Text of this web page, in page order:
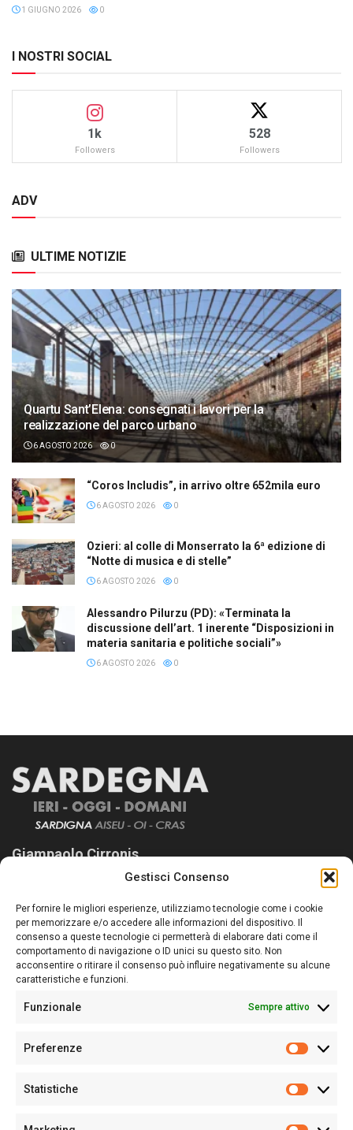
Gestisci Consenso
Per fornire le migliori esperienze, utilizziamo tecnologie come i cookie
per memorizzare e/o accedere alle informazioni del dispositivo. Il
consenso a queste tecnologie ci permetterà di elaborare dati come il
comportamento di navigazione o ID unici su questo sito. Non
acconsentire o ritirare il consenso può influire negativamente su alcune
caratteristiche e funzioni.
Funzionale Sempre attivo
Preferenze
Statistiche
1 GIUGNO 2026 0
I NOSTRI SOCIAL
1k
Followers
528
Followers
ADV
ULTIME NOTIZIE
Quartu Sant’Elena: consegnati i lavori per la
realizzazione del parco urbano
6 AGOSTO 2026 0
“Coros Includis”, in arrivo oltre 652mila euro
6 AGOSTO 2026 0
Ozieri: al colle di Monserrato la 6ª edizione di
“Notte di musica e di stelle”
6 AGOSTO 2026 0
Alessandro Pilurzu (PD): «Terminata la
discussione dell’art. 1 inerente “Disposizioni in
materia sanitaria e politiche sociali”»
6 AGOSTO 2026 0
Giampaolo Cirronis
Sardegna Ieri-Oggi-Domani nasce per informare “liberamente” i
lettori su quanto accade in Sardegna, con un occhio rivolto al
nostro passato e, soprattutto, al nostro futuro
Follow Us
Sede:Via Cristoforo Colombo 09013 Carbonia
Partita IVA02270380922